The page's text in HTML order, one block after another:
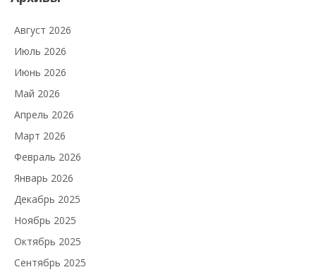
Август 2026
Июль 2026
Июнь 2026
Май 2026
Апрель 2026
Март 2026
Февраль 2026
Январь 2026
Декабрь 2025
Ноябрь 2025
Октябрь 2025
Сентябрь 2025